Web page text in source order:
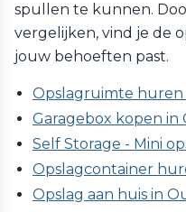
spullen te kunnen.
vergelijken, vind je de
jouw behoeften past.
Opslagruimte huren
Garagebox kopen in
Self Storage - Mini
Opslagcontainer
Opslag aan huis in